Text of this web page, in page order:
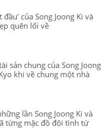
của Song Joong Ki và
quên lối về
sản chung của Song Joong
khi về chung một nhà
lần Song Joong Ki và
từng mặc đồ đôi tình tứ